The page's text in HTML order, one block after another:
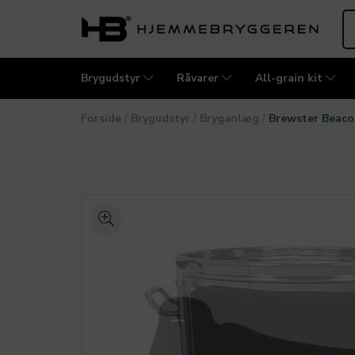
Brygudstyr Råvarer All-grain kit
Forside / Brygudstyr / Bryganlæg / Brewster